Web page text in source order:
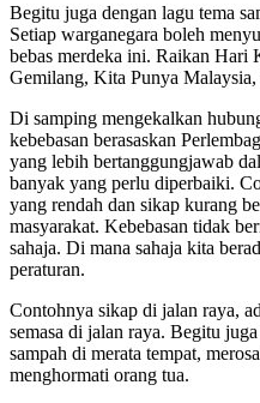
Begitu juga dengan lagu tema
Setiap warganegara boleh
bebas merdeka ini. Raikan Hari
Gemilang, Kita Punya
Di samping mengekalkan
kebebasan berasaskan
yang lebih bertanggungjawab
banyak yang perlu diperbaiki.
yang rendah dan sikap kurang
masyarakat. Kebebasan tidak
sahaja. Di mana sahaja kita
peraturan.
Contohnya sikap di jalan raya,
semasa di jalan raya. Begitu
sampah di merata tempat,
menghormati orang tua.